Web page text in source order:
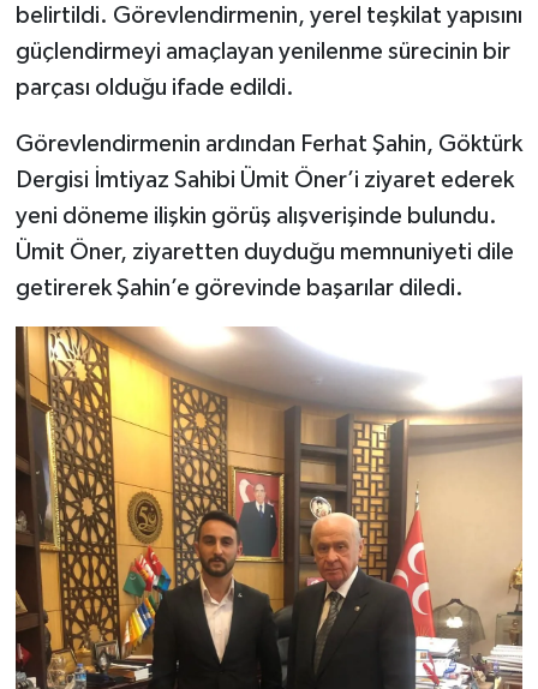
belirtildi. Görevlendirmenin, yerel teşkilat yapısını
güçlendirmeyi amaçlayan yenilenme sürecinin bir
parçası olduğu ifade edildi.
Görevlendirmenin ardından Ferhat Şahin, Göktürk
Dergisi İmtiyaz Sahibi Ümit Öner’i ziyaret ederek
yeni döneme ilişkin görüş alışverişinde bulundu.
Ümit Öner, ziyaretten duyduğu memnuniyeti dile
getirerek Şahin’e görevinde başarılar diledi.